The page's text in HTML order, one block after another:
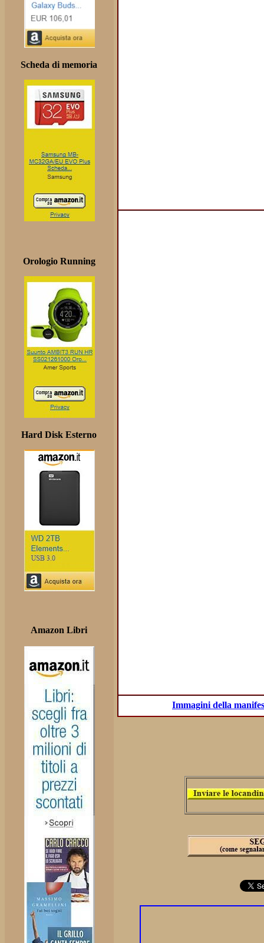
Immagini della
Scheda di memoria
Orologio Running
Hard Disk Esterno
Amazon Libri